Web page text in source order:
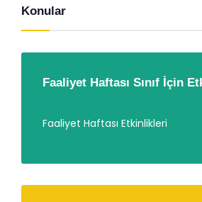
Konular
Faaliyet Haftası Sınıf İçin
Faaliyet Haftası Etkinlikleri